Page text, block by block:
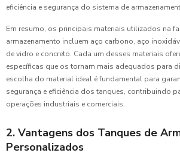
eficiência e segurança do sistema de
Em resumo, os principais materiais utilizados na
armazenamento incluem aço carbono, aço
de vidro e concreto. Cada um desses materiais
específicas que os tornam mais adequados para
escolha do material ideal é fundamental para
segurança e eficiência dos tanques, contribuindo
operações industriais e comerciais.
2. Vantagens dos Tanques de
Personalizados